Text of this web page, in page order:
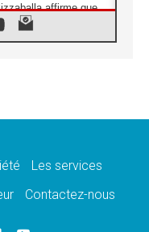
affirme que
paix»
dignité humaine»
renforcera
Les services
Contactez-nous